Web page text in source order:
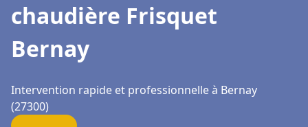
chaudière Frisquet
Bernay
Intervention rapide et professionnelle à Bernay
(27300)